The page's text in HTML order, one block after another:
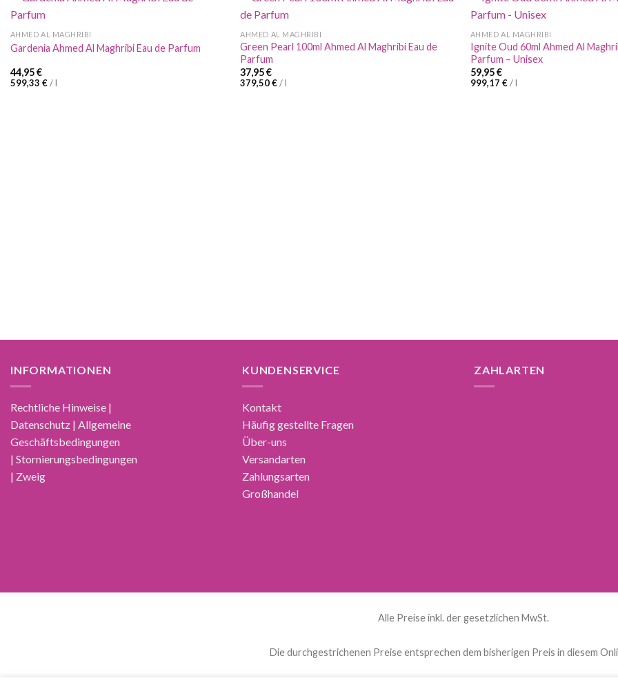
AHMED AL MAGHRIBI
Gardenia Ahmed Al Maghribi Eau de Parfum
44,95€
599,33 €/l
AHMED AL MAGHRIBI
Green Pearl 100ml Ahmed Al Maghribi Eau de
Parfum
37,95€
379,50€/l
AHMED AL MAGHRIBI
Ignite Oud 60ml Ahmed Al
Parfum – Unisex
59,95€
999,17 €/l
INFORMATIONEN
Rechtliche Hinweise |
Datenschutz | Allgemeine
Geschäftsbedingungen
| Stornierungsbedingungen
| Zweig
KUNDENSERVICE
Kontakt
Häufig gestellte Fragen
Über-uns
Versandarten
Zahlungsarten
Großhandel
ZAHLARTEN
Alle Preise inkl. der gesetzlichen MwSt.
Die durchgestrichenen Preise entsprechen dem bisherigen Preis in diesem